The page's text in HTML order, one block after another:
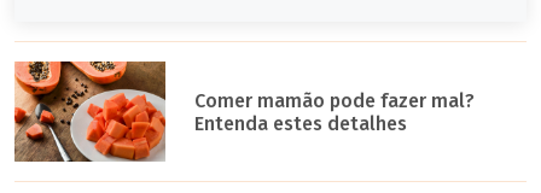
Comer mamão pode fazer mal?
Entenda estes detalhes